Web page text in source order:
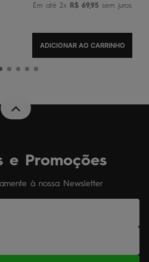
Em até 2x R$ 69,95 sem juros
ADICIONAR AO CARRINHO
e Promoções
à nossa Newsletter